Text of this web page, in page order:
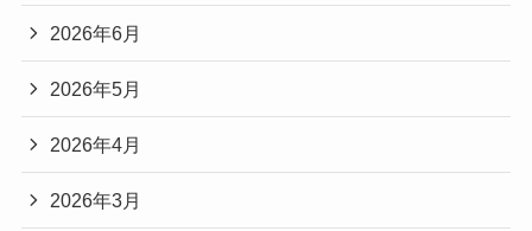
2026年6月
2026年5月
2026年4月
2026年3月